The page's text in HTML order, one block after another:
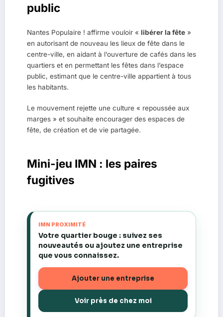
public
Nantes Populaire ! affirme vouloir « libérer la fête »
en autorisant de nouveau les lieux de fête dans le
centre-ville, en aidant à l’ouverture de cafés dans les
quartiers et en permettant les fêtes dans l’espace
public, estimant que le centre-ville appartient à tous
les habitants.
Le mouvement rejette une culture « repoussée aux
marges » et souhaite encourager des espaces de
fête, de création et de vie partagée.
Mini-jeu IMN : les paires
fugitives
IMN PROXIMITÉ
Votre quartier bouge : suivez ses
nouveautés ou ajoutez une entreprise
que vous connaissez.
Ajouter une entreprise
Voir près de chez moi